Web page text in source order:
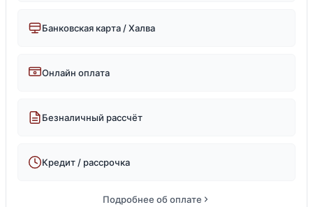
Банковская карта / Халва
Онлайн оплата
Безналичный рассчёт
Кредит / рассрочка
Подробнее об оплате